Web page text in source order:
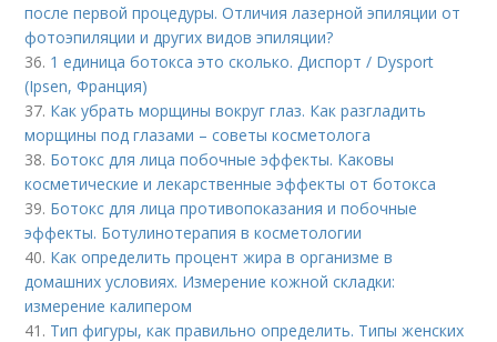
после первой процедуры. Отличия лазерной эпиляции от
фотоэпиляции и других видов эпиляции?
36. 1 единица ботокса это сколько. Диспорт / Dysport
(Ipsen, Франция)
37. Как убрать морщины вокруг глаз. Как разгладить
морщины под глазами – советы косметолога
38. Ботокс для лица побочные эффекты. Каковы
косметические и лекарственные эффекты от ботокса
39. Ботокс для лица противопоказания и побочные
эффекты. Ботулинотерапия в косметологии
40. Как определить процент жира в организме в
домашних условиях. Измерение кожной складки:
измерение калипером
41. Тип фигуры, как правильно определить. Типы женских